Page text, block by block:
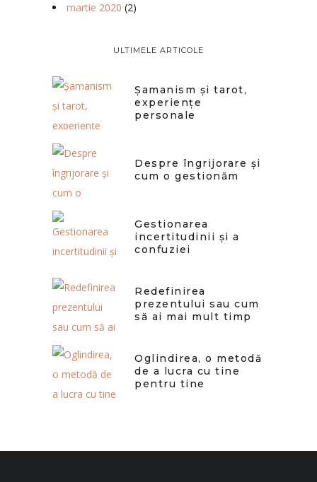
martie 2020 (2)
ULTIMELE ARTICOLE
Șamanism și tarot,
experiențe
personale
Despre îngrijorare și
cum o gestionăm
Gestionarea
incertitudinii și a
confuziei
Redefinirea
prezentului sau cum
să ai mai mult timp
Oglindirea, o metodă
de a lucra cu tine
pentru tine